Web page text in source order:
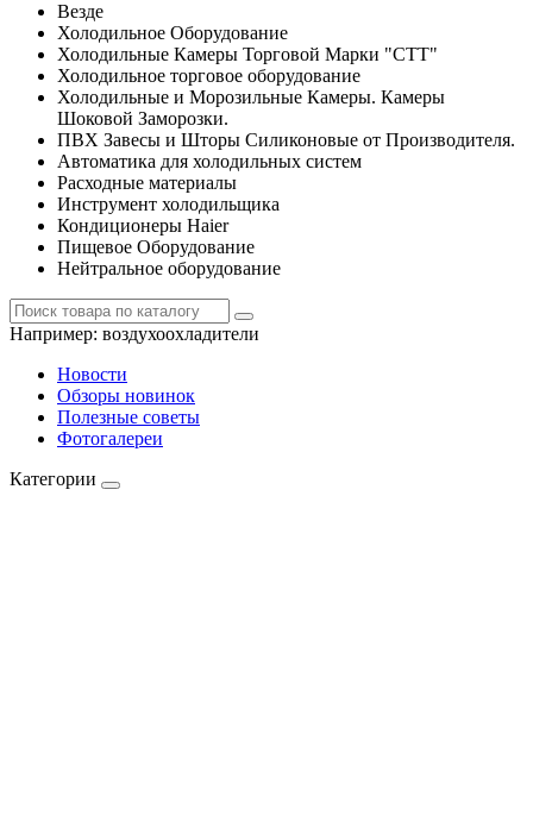
Везде
Холодильное Оборудование
Холодильные Камеры Торговой Марки "СТТ"
Холодильное торговое оборудование
Холодильные и Морозильные Камеры. Камеры
Шоковой Заморозки.
ПВХ Завесы и Шторы Силиконовые от Производителя.
Автоматика для холодильных систем
Расходные материалы
Инструмент холодильщика
Кондиционеры Haier
Пищевое Оборудование
Нейтральное оборудование
Например: воздухоохладители
Новости
Обзоры новинок
Полезные советы
Фотогалереи
Категории